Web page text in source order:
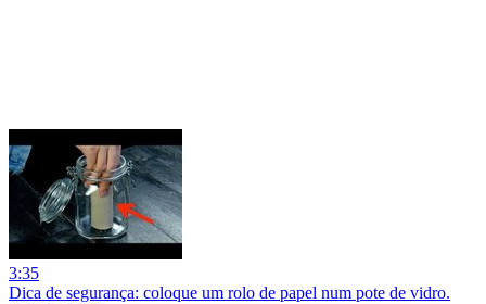
3:35
Dica de segurança: coloque um rolo de papel num pote de vidro.